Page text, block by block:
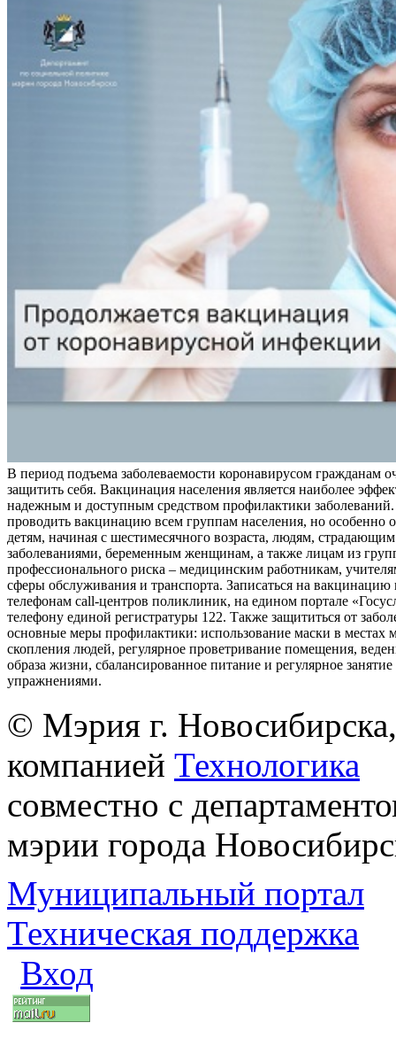
В период подъема заболеваемости коронавирусом гражданам
защитить себя. Вакцинация населения является наиболее
надежным и доступным средством профилактики заболеваний.
проводить вакцинацию всем группам населения, но особенно
детям, начиная с шестимесячного возраста, людям,
заболеваниями, беременным женщинам, а также лицам из
профессионального риска – медицинским работникам,
сферы обслуживания и транспорта. Записаться на
телефонам call-центров поликлиник, на едином портале
телефону единой регистратуры 122. Также защититься от
основные меры профилактики: использование маски в местах
скопления людей, регулярное проветривание помещения,
образа жизни, сбалансированное питание и регулярное
упражнениями.
© Мэрия г.
компанией Технологика
совместно с
мэрии города
Муниципальный портал
Техническая поддержка
Вход